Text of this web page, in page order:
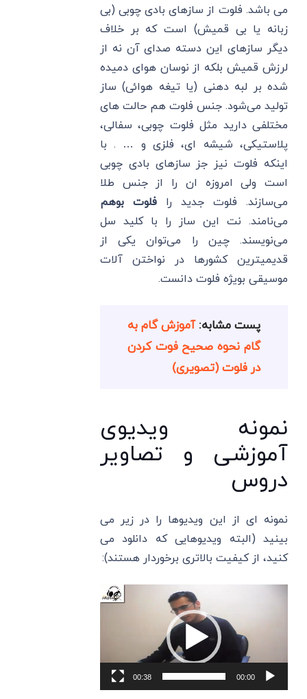
می باشد. فلوت از سازهای بادی چوبی (بی
زبانه یا بی قمیش) است که بر خلاف
دیگر سازهای این دسته صدای آن نه از
لرزش قمیش بلکه از نوسان هوای دمیده
شده بر لبه دهنی (یا تیغه هوائی) ساز
تولید می‌شود. جنس فلوت هم حالت های
مختلفی دارید مثل فلوت چوبی، سفالی،
پلاستیکی، شیشه ای، فلزی و … . با
اینکه فلوت نیز جز سازهای بادی چوبی
است ولی امروزه ان را از جنس طلا
می‌سازند. فلوت جدید رافلوت بوهم
می‌نامند. نت این ساز را با کلید سل
می‌نویسند. چین را می‌توان یکی از
قدیمیترین کشورها در نواختن آلات
موسیقی بویژه فلوت دانست.
پست مشابه:آموزش گام به
گام نحوه صحیح فوت کردن
در فلوت (تصویری)
نمونه ویدیوی
آموزشی و تصاویر
دروس
نمونه ای از این ویدیوها را در زیر می
بینید (البته ویدیوهایی که دانلود می
کنید، از کیفیت بالاتری برخوردار هستند):
00:00
00:38